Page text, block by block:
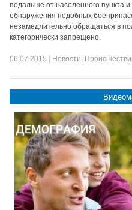
подальше от населенного пункта
обнаружения подобных
незамедлительно обращаться в
категорически запрещено.
06.07.2015 Новости,